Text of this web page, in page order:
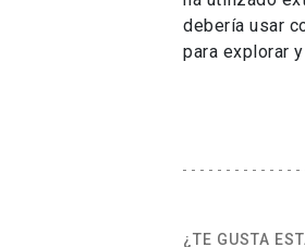
debería usar
para explorar
¿TE GUSTA